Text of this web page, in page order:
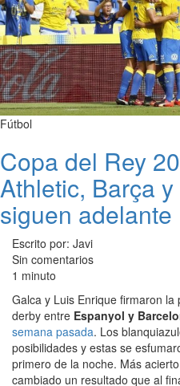
Fútbol
Copa del Rey
Athletic, Barça
siguen adelante
Escrito por: Javi
Sin comentarios
1 minuto
Galca y Luis Enrique firmaron
derby entre Espanyol y
semana pasada. Los
posibilidades y estas se
primero de la noche. Más
cambiado un resultado que al